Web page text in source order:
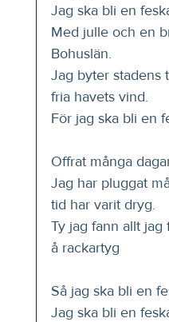
Jag ska bli en
Med julle och en
Bohuslän.
Jag byter stadens
fria havets vind.
För jag ska bli en
Offrat många
Jag har pluggat
tid har varit dryg.
Ty jag fann allt
å rackartyg
Så jag ska bli en
Jag ska bli en